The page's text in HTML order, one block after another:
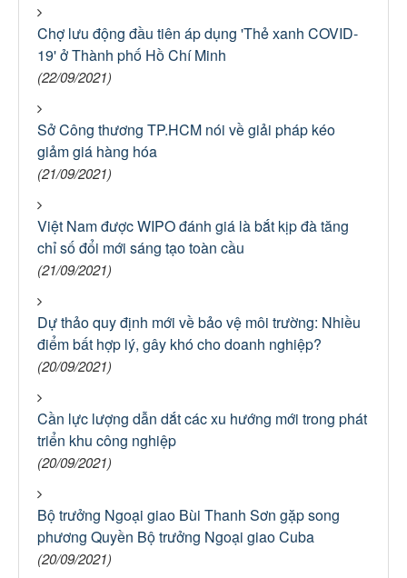
Chợ lưu động đầu tiên áp dụng 'Thẻ xanh COVID-
19' ở Thành phố Hồ Chí Minh
(22/09/2021)
Sở Công thương TP.HCM nói về giải pháp kéo
giảm giá hàng hóa
(21/09/2021)
Việt Nam được WIPO đánh giá là bắt kịp đà tăng
chỉ số đổi mới sáng tạo toàn cầu
(21/09/2021)
Dự thảo quy định mới về bảo vệ môi trường: Nhiều
điểm bất hợp lý, gây khó cho doanh nghiệp?
(20/09/2021)
Cần lực lượng dẫn dắt các xu hướng mới trong phát
triển khu công nghiệp
(20/09/2021)
Bộ trưởng Ngoại giao Bùi Thanh Sơn gặp song
phương Quyền Bộ trưởng Ngoại giao Cuba
(20/09/2021)